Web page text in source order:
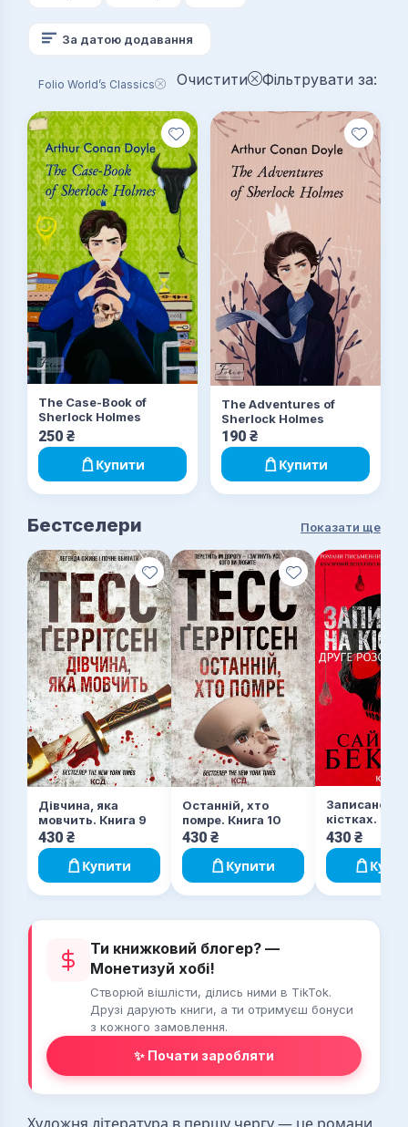
За датою додавання
Folio World’s Classics Очистити Фільтрувати за:
The Case-Book of
Sherlock Holmes
250 ₴
Купити
The Adventures of
Sherlock Holmes
190 ₴
Купити
Бестселери Показати ще
Дівчина, яка
мовчить. Книга 9
430 ₴
Купити
Останній, хто
помре. Книга 10
430 ₴
Купити
Записано на
кістках.
430 ₴
Ти книжковий блогер? —
Монетизуй хобі!
Створюй вішлісти, ділись ними в TikTok.
Друзі дарують книги, а ти отримуєш бонуси
з кожного замовлення.
✨ Почати заробляти